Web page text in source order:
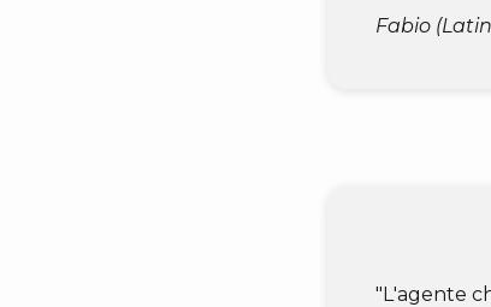
Fabio
"L'agente